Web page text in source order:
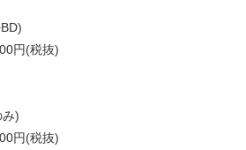
円(税抜)
)
円(税抜)